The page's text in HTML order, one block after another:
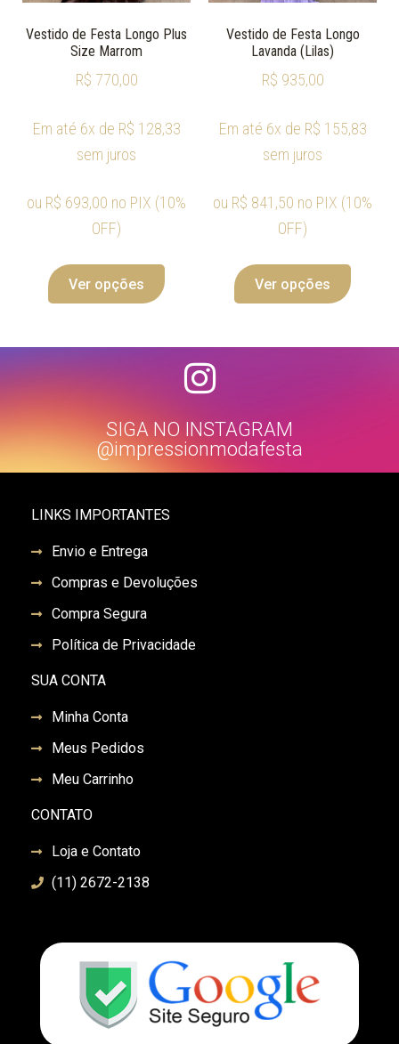
Vestido de Festa Longo Plus
Size Marrom
R$ 770,00
Em até 6x de R$ 128,33
sem juros
ou R$ 693,00 no PIX (10%
OFF)
Ver opções
Vestido de Festa Longo
Lavanda (Lilas)
R$ 935,00
Em até 6x de R$ 155,83
sem juros
ou R$ 841,50 no PIX (10%
OFF)
Ver opções
SIGA NO INSTAGRAM
@impressionmodafesta
LINKS IMPORTANTES
Envio e Entrega
Compras e Devoluções
Compra Segura
Política de Privacidade
SUA CONTA
Minha Conta
Meus Pedidos
Meu Carrinho
CONTATO
Loja e Contato
(11) 2672-2138